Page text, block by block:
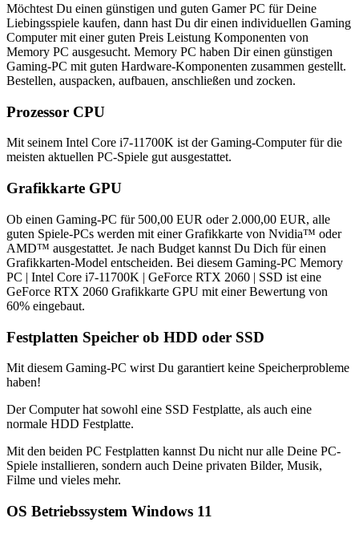
Möchtest Du einen günstigen und guten Gamer PC für Deine
Liebingsspiele kaufen, dann hast Du dir einen individuellen Gaming
Computer mit einer guten Preis Leistung Komponenten von
Memory PC ausgesucht. Memory PC haben Dir einen günstigen
Gaming-PC mit guten Hardware-Komponenten zusammen gestellt.
Bestellen, auspacken, aufbauen, anschließen und zocken.
Prozessor CPU
Mit seinem Intel Core i7-11700K ist der Gaming-Computer für die
meisten aktuellen PC-Spiele gut ausgestattet.
Grafikkarte GPU
Ob einen Gaming-PC für 500,00 EUR oder 2.000,00 EUR, alle
guten Spiele-PCs werden mit einer Grafikkarte von Nvidia™ oder
AMD™ ausgestattet. Je nach Budget kannst Du Dich für einen
Grafikkarten-Model entscheiden. Bei diesem Gaming-PC Memory
PC | Intel Core i7-11700K | GeForce RTX 2060 | SSD ist eine
GeForce RTX 2060 Grafikkarte GPU mit einer Bewertung von
60% eingebaut.
Festplatten Speicher ob HDD oder SSD
Mit diesem Gaming-PC wirst Du garantiert keine Speicherprobleme
haben!
Der Computer hat sowohl eine SSD Festplatte, als auch eine
normale HDD Festplatte.
Mit den beiden PC Festplatten kannst Du nicht nur alle Deine PC-
Spiele installieren, sondern auch Deine privaten Bilder, Musik,
Filme und vieles mehr.
OS Betriebssystem Windows 11